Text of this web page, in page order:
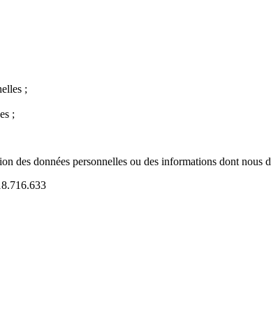
;
;
des données personnelles ou des informations dont nous